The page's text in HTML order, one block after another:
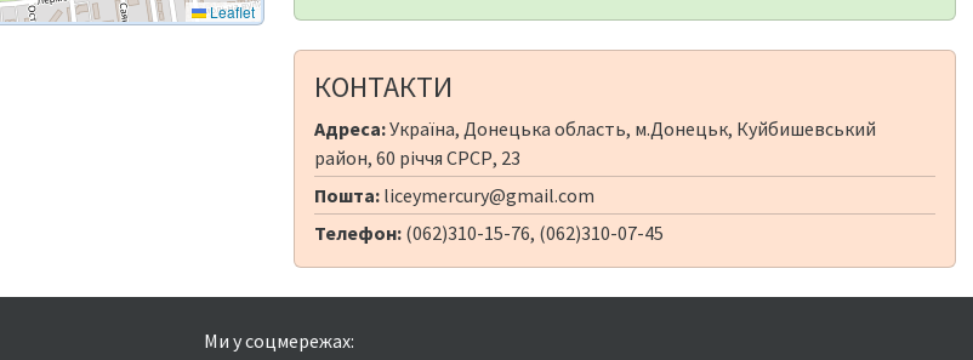
Leaflet
КОНТАКТИ
Адреса:Україна, Донецька область, м.Донецьк, Куйбишевський
район, 60 річчя СРСР, 23
Пошта: liceymercury@gmail.com
Телефон: (062)310-15-76, (062)310-07-45
Ми у соцмережах: